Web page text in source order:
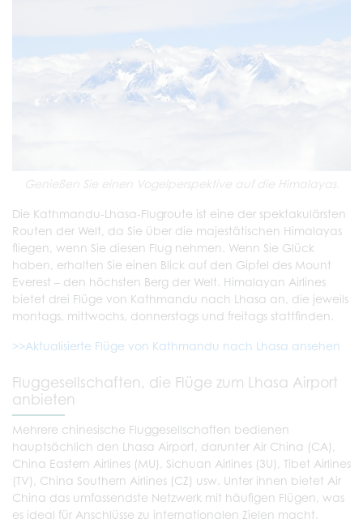
Genießen Sie einen Vogelperspektive auf die Himalayas.
Die Kathmandu-Lhasa-Flugroute ist eine der spektakulärsten
Routen der Welt, da Sie über die majestätischen Himalayas
fliegen, wenn Sie diesen Flug nehmen. Wenn Sie Glück
haben, erhalten Sie einen Blick auf den Gipfel des Mount
Everest – den höchsten Berg der Welt. Himalayan Airlines
bietet drei Flüge von Kathmandu nach Lhasa an, die jeweils
montags, mittwochs, donnerstags und freitags stattfinden.
>>Aktualisierte Flüge von Kathmandu nach Lhasa ansehen
Fluggesellschaften, die Flüge zum Lhasa Airport
anbieten
Mehrere chinesische Fluggesellschaften bedienen
hauptsächlich den Lhasa Airport, darunter Air China (CA),
China Eastern Airlines (MU), Sichuan Airlines (3U), Tibet Airlines
(TV), China Southern Airlines (CZ) usw. Unter ihnen bietet Air
China das umfassendste Netzwerk mit häufigen Flügen, was
es ideal für Anschlüsse zu internationalen Zielen macht.